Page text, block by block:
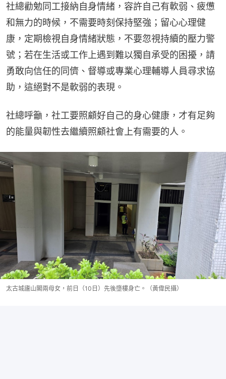
社總勸勉同工接納自身情緒，容許自己有軟弱、疲憊
和無力的時候，不需要時刻保持堅強；留心心理健
康，定期檢視自身情緒狀態，不要忽視持續的壓力警
號；若在生活或工作上遇到難以獨自承受的困擾，請
勇敢向信任的同儕、督導或專業心理輔導人員尋求協
助，這絕對不是軟弱的表現。
社總呼籲，社工要照顧好自己的身心健康，才有足夠
的能量與韌性去繼續照顧社會上有需要的人。
太古城廬山閣兩母女，前日（10日）先後墮樓身亡。（黃偉民攝）